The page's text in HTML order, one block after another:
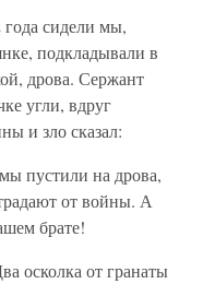
сидели мы,
подкладывали в
дрова. Сержант
угли, вдруг
и зло сказал:
пустили на дрова,
от войны. А
брате!
осколка от гранаты